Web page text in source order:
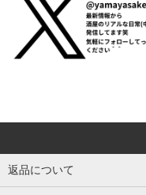
返品について